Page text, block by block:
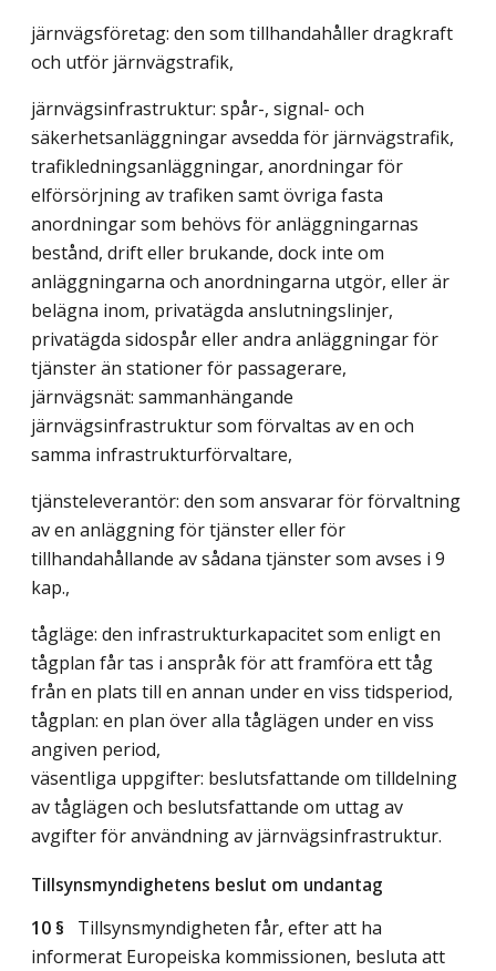
järnvägsföretag: den som tillhandahåller dragkraft
och utför järnvägstrafik,
järnvägsinfrastruktur: spår-, signal- och
säkerhetsanläggningar avsedda för järnvägstrafik,
trafikledningsanläggningar, anordningar för
elförsörjning av trafiken samt övriga fasta
anordningar som behövs för anläggningarnas
bestånd, drift eller brukande, dock inte om
anläggningarna och anordningarna utgör, eller är
belägna inom, privatägda anslutningslinjer,
privatägda sidospår eller andra anläggningar för
tjänster än stationer för passagerare,
järnvägsnät: sammanhängande
järnvägsinfrastruktur som förvaltas av en och
samma infrastrukturförvaltare,
tjänsteleverantör: den som ansvarar för förvaltning
av en anläggning för tjänster eller för
tillhandahållande av sådana tjänster som avses i 9
kap.,
tågläge: den infrastrukturkapacitet som enligt en
tågplan får tas i anspråk för att framföra ett tåg
från en plats till en annan under en viss tidsperiod,
tågplan: en plan över alla tåglägen under en viss
angiven period,
väsentliga uppgifter: beslutsfattande om tilldelning
av tåglägen och beslutsfattande om uttag av
avgifter för användning av järnvägsinfrastruktur.
Tillsynsmyndighetens beslut om undantag
10 § Tillsynsmyndigheten får, efter att ha
informerat Europeiska kommissionen, besluta att